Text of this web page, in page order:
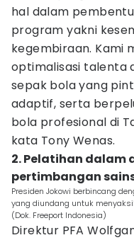
hal dalam
program yakni
kegembiraan. Kami
optimalisasi talenta
sepak bola yang
adaptif, serta
bola profesional di
kata Tony Wenas.
2. Pelatihan dalam
pertimbangan
Presiden Jokowi berbincang
yang diundang untuk
(Dok. Freeport Indonesia)
Direktur PFA